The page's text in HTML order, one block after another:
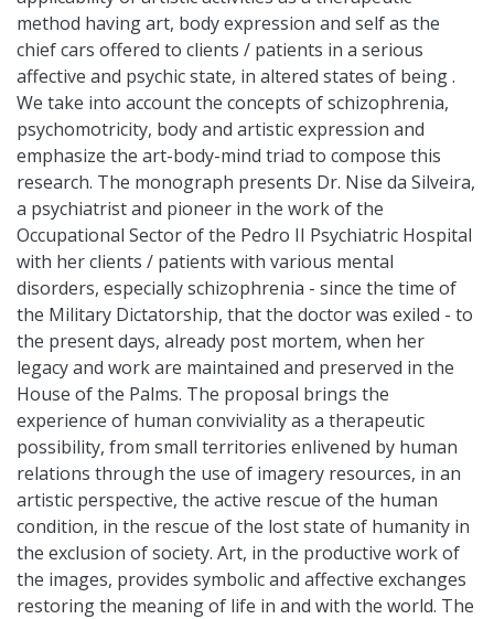
method having art, body expression and self as the
chief cars offered to clients / patients in a serious
affective and psychic state, in altered states of being .
We take into account the concepts of schizophrenia,
psychomotricity, body and artistic expression and
emphasize the art-body-mind triad to compose this
research. The monograph presents Dr. Nise da Silveira,
a psychiatrist and pioneer in the work of the
Occupational Sector of the Pedro II Psychiatric Hospital
with her clients / patients with various mental
disorders, especially schizophrenia - since the time of
the Military Dictatorship, that the doctor was exiled - to
the present days, already post mortem, when her
legacy and work are maintained and preserved in the
House of the Palms. The proposal brings the
experience of human conviviality as a therapeutic
possibility, from small territories enlivened by human
relations through the use of imagery resources, in an
artistic perspective, the active rescue of the human
condition, in the rescue of the lost state of humanity in
the exclusion of society. Art, in the productive work of
the images, provides symbolic and affective exchanges
restoring the meaning of life in and with the world. The